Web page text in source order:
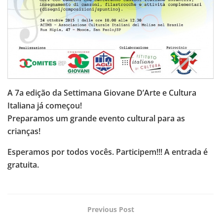
A 7a edição da Settimana Giovane D’Arte e Cultura
Italiana já começou!
Preparamos um grande evento cultural para as
crianças!
Esperamos por todos vocês. Participem!!! A entrada é
gratuita.
Previous Post